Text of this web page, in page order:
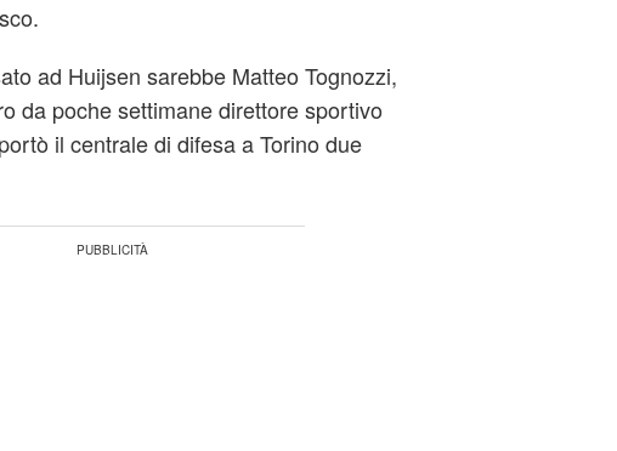
ad Huijsen sarebbe Matteo Tognozzi,
da poche settimane direttore sportivo
il centrale di difesa a Torino due